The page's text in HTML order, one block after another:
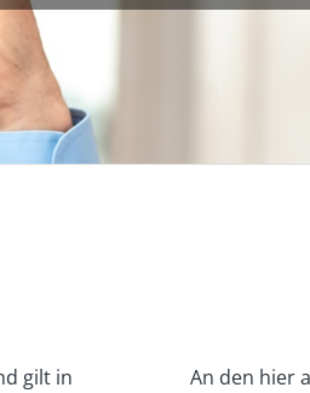
gilt in
An den hier